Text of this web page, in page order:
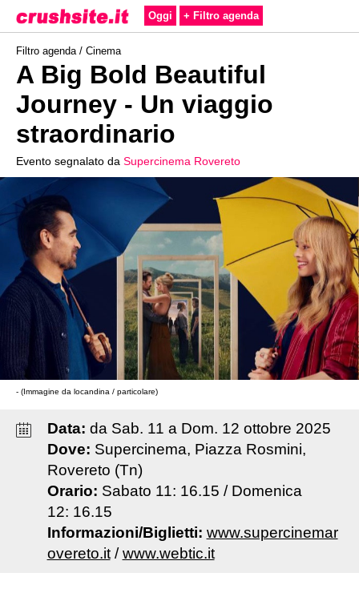
Oggi + Filtro agenda
Filtro agenda / Cinema
A Big Bold Beautiful
Journey - Un viaggio
straordinario
Evento segnalato da Supercinema Rovereto
- (Immagine da locandina / particolare)
Data: da Sab. 11 a Dom. 12 ottobre 2025
Dove: Supercinema, Piazza Rosmini,
Rovereto (Tn)
Orario: Sabato 11: 16.15 / Domenica
12: 16.15
Informazioni/Biglietti: www.supercinemar
overeto.it/www.webtic.it